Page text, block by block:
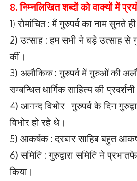
8. निम्नलिखित शब्दों को वाक्यों में
1) रोमांचित : मैं गुरुपर्व का नाम सुनते ही
2) उत्साह : हम सभी ने बड़े उत्साह से
कीं।
3) अलौकिक : गुरुपर्व में गुरुओं की
सम्बन्धित धार्मिक साहित्य की
4) आनन्द विभोर : गुरुपर्व के दिन
विभोर हो रहे थे।
5) आकर्षक : दरबार साहिब बहुत
6) समिति : गुरुद्वारा समिति ने
किया।